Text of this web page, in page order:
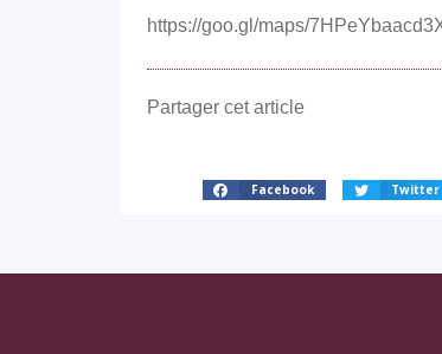
https://goo.gl/maps/
Partager cet article
Facebook Twitter